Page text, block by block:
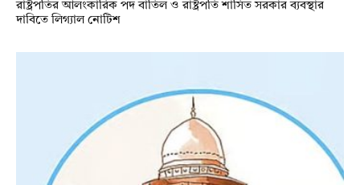
রাষ্ট্রপতির আলংকারিক পদ বাতিল ও রাষ্ট্রপতি শাসিত সরকার ব্যবস্থার
দাবিতে লিগ্যাল নোটিশ